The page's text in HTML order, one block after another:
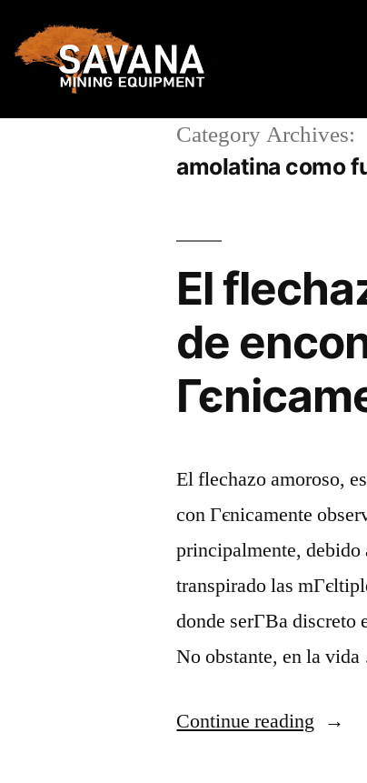
Category Archives:
amolatina como
El
de
El flechazo amoroso,
con Гєnicamente
principalmente, debido
transpirado las
donde serГ­В­a discreto
No obstante, en la
Continue reading